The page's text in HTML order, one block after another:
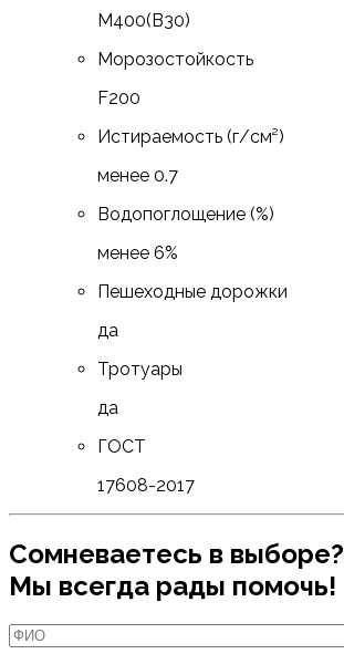
М400(В30)
Морозостойкость
F200
Истираемость (г/см²)
менее 0.7
Водопоглощение (%)
менее 6%
Пешеходные дорожки
да
Тротуары
да
ГОСТ
17608-2017
Сомневаетесь в выборе?
Мы всегда рады помочь!